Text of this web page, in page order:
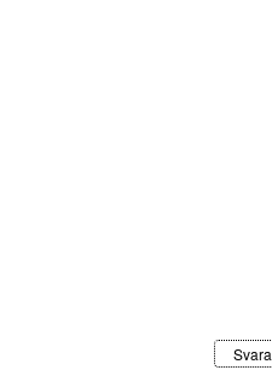
Svara